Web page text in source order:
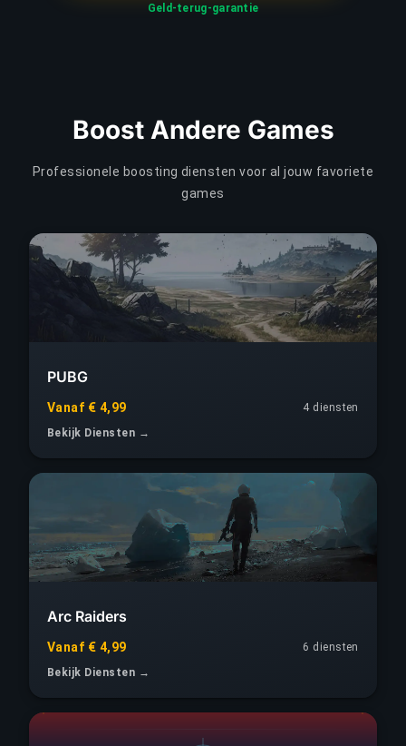
Geld-terug-garantie
Boost Andere Games
Professionele boosting diensten voor al jouw favoriete
games
PUBG
Vanaf € 4,99
4 diensten
Bekijk Diensten →
Arc Raiders
Vanaf € 4,99
6 diensten
Bekijk Diensten →